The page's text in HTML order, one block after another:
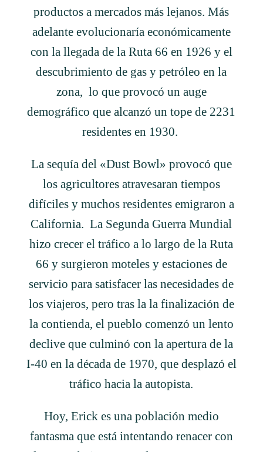
productos a mercados más lejanos. Más
adelante evolucionaría económicamente
con la llegada de la Ruta 66 en 1926 y el
descubrimiento de gas y petróleo en la
zona, lo que provocó un auge
demográfico que alcanzó un tope de 2231
residentes en 1930.
La sequía del «Dust Bowl» provocó que
los agricultores atravesaran tiempos
difíciles y muchos residentes emigraron a
California. La Segunda Guerra Mundial
hizo crecer el tráfico a lo largo de la Ruta
66 y surgieron moteles y estaciones de
servicio para satisfacer las necesidades de
los viajeros, pero tras la la finalización de
la contienda, el pueblo comenzó un lento
declive que culminó con la apertura de la
I-40 en la década de 1970, que desplazó el
tráfico hacia la autopista.
Hoy, Erick es una población medio
fantasma que está intentando renacer con